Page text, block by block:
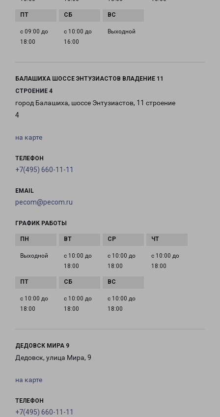
с 09:00 до
18:00
с 10:00 до
16:00
Выходной
БАЛАШИХА ШОССЕ ЭНТУЗИАСТОВ ВЛАДЕНИЕ 11
СТРОЕНИЕ 4
город Балашиха, шоссе Энтузиастов, 11 строение
4
на карте
ТЕЛЕФОН
+7(495) 660-11-11
EMAIL
pecom@pecom.ru
ГРАФИК РАБОТЫ
Выходной
с 10:00 до
18:00
с 10:00 до
18:00
с 10:00 до
18:00
с 10:00 до
18:00
с 10:00 до
18:00
с 10:00 до
18:00
ДЕДОВСК МИРА 9
Дедовск, улица Мира, 9
на карте
ТЕЛЕФОН
+7(495) 660-11-11